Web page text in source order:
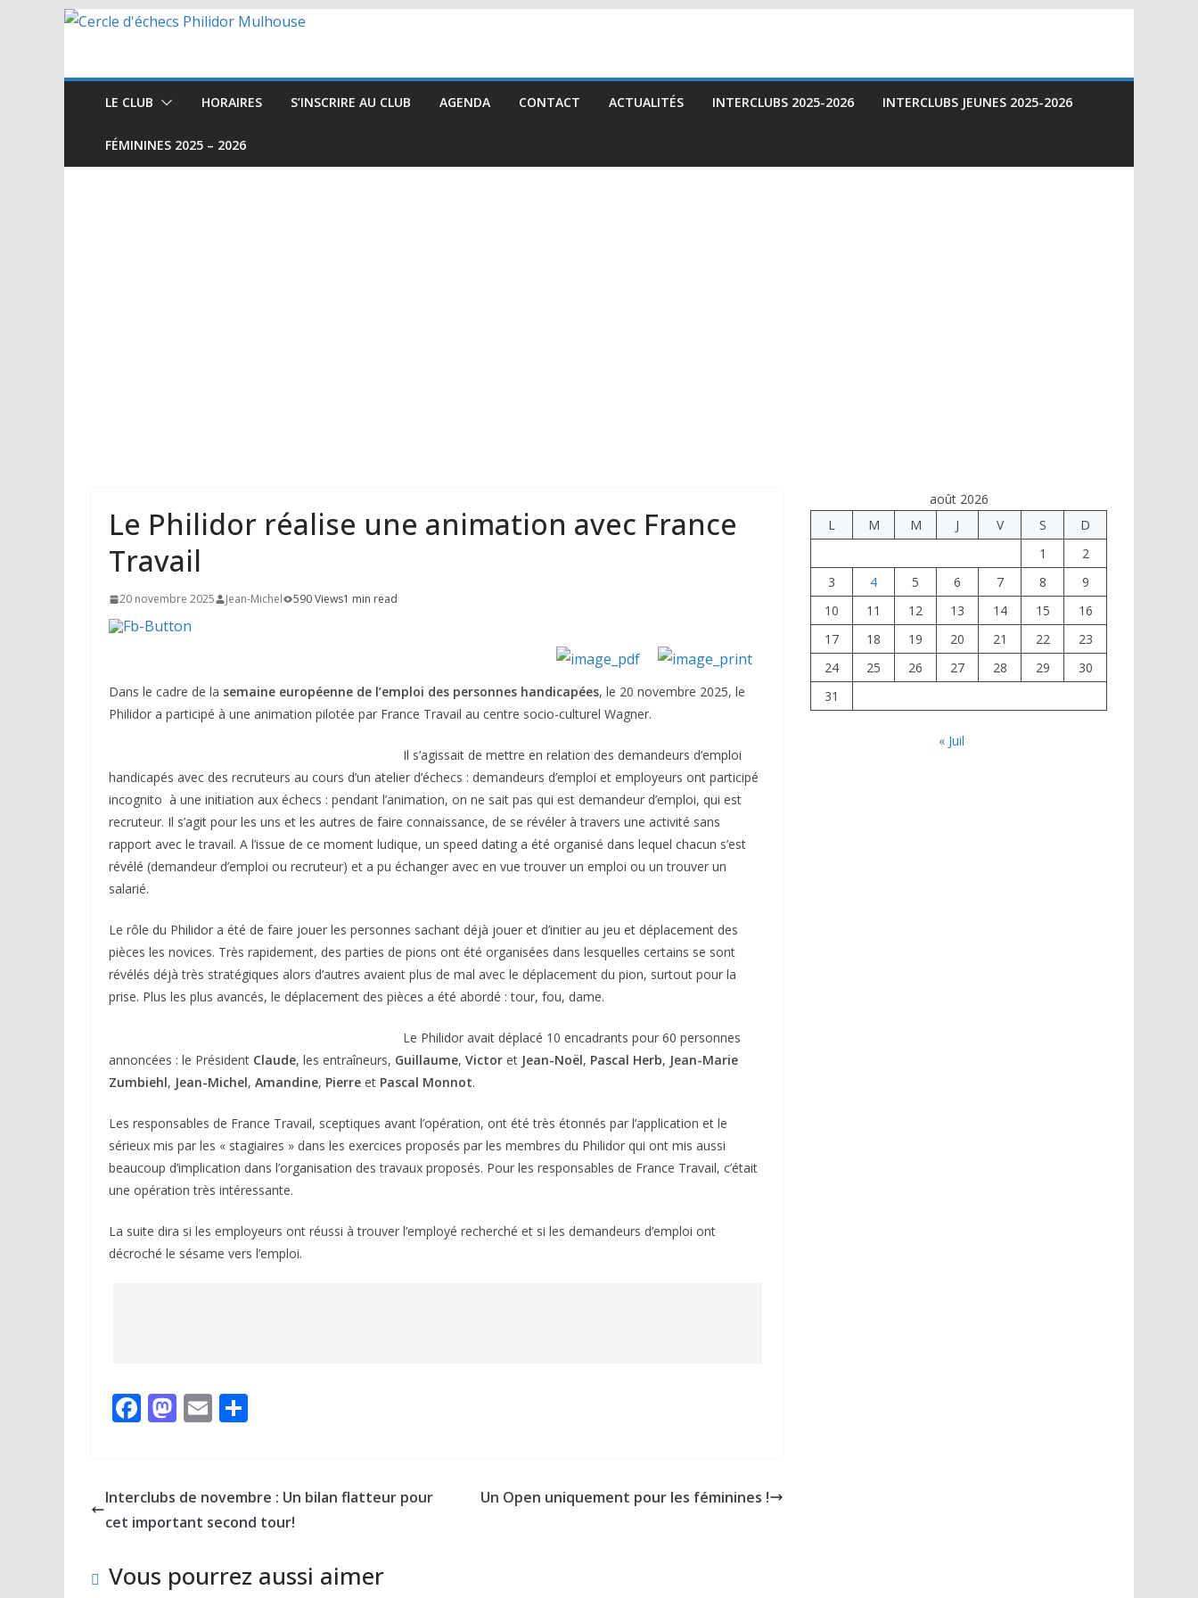
Passer
LE CLUB HORAIRES S’INSCRIRE AU CLUB AGENDA CONTACT ACTUALITÉS INTERCLUBS 2025-2026 INTERCLUBS JEUNES 2025-2026
FÉMININES 2025 – 2026
Le Philidor réalise une animation avec France
Travail
20 novembre 2025 Jean-Michel 590 Views1 min read
Dans le cadre de la semaine européenne de l’emploi des personnes handicapées, le 20 novembre 2025, le
Philidor a participé à une animation pilotée par France Travail au centre socio-culturel Wagner.
Il s’agissait de mettre en relation des demandeurs d’emploi
handicapés avec des recruteurs au cours d’un atelier d’échecs : demandeurs d’emploi et employeurs ont participé
incognito à une initiation aux échecs : pendant l’animation, on ne sait pas qui est demandeur d’emploi, qui est
recruteur. Il s’agit pour les uns et les autres de faire connaissance, de se révéler à travers une activité sans
rapport avec le travail. A l’issue de ce moment ludique, un speed dating a été organisé dans lequel chacun s’est
révélé (demandeur d’emploi ou recruteur) et a pu échanger avec en vue trouver un emploi ou un trouver un
salarié.
Le rôle du Philidor a été de faire jouer les personnes sachant déjà jouer et d’initier au jeu et déplacement des
pièces les novices. Très rapidement, des parties de pions ont été organisées dans lesquelles certains se sont
révélés déjà très stratégiques alors d’autres avaient plus de mal avec le déplacement du pion, surtout pour la
prise. Plus les plus avancés, le déplacement des pièces a été abordé : tour, fou, dame.
Le Philidor avait déplacé 10 encadrants pour 60 personnes
annoncées : le Président Claude, les entraîneurs, Guillaume, Victor et Jean-Noël, Pascal Herb, Jean-Marie
Zumbiehl, Jean-Michel, Amandine, Pierre et Pascal Monnot.
Les responsables de France Travail, sceptiques avant l’opération, ont été très étonnés par l’application et le
sérieux mis par les « stagiaires » dans les exercices proposés par les membres du Philidor qui ont mis aussi
beaucoup d’implication dans l’organisation des travaux proposés. Pour les responsables de France Travail, c’était
une opération très intéressante.
La suite dira si les employeurs ont réussi à trouver l’employé recherché et si les demandeurs d’emploi ont
décroché le sésame vers l’emploi.
F
b
o
k
M
d
o
E
l g
er
Interclubs de novembre : Un bilan flatteur pour
cet important second tour!
Un Open uniquement pour les féminines !
Vous pourrez aussi aimer
août 2026
L
M M J V S
D
1
2
3
4 5 6 7 8
9
10
11 12 13 14 15
16
17
18 19 20 21 22
23
24
25 26 27 28 29
30
31
« Juil